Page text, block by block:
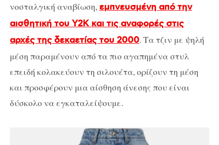
νοσταλγική αναβίωση, εμπνευσμένη από την
αισθητική του Y2K και τις αναφορές στις
αρχές της δεκαετίας του 2000. Τα τζιν με ψηλή
μέση παραμένουν από τα πιο αγαπημένα στυλ
επειδή κολακεύουν τη σιλουέτα, ορίζουν τη μέση
και προσφέρουν μια αίσθηση άνεσης που είναι
δύσκολο να εγκαταλείψουμε.